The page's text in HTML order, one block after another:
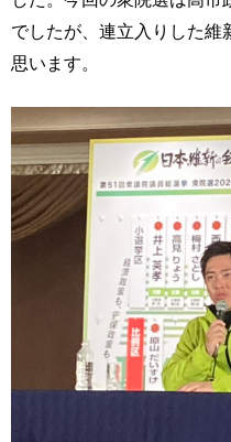
でしたが、連立入りした維
思います。